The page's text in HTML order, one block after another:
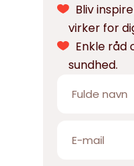
Bliv
virker for
Enkle råd
sundhed.